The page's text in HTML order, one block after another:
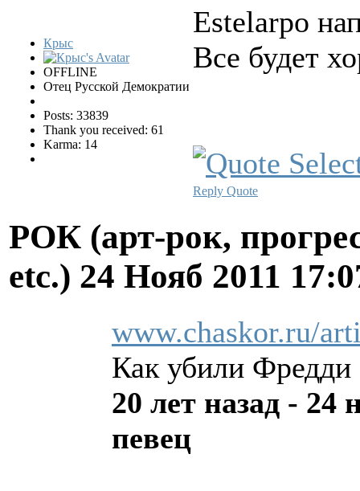
Крыс
OFFLINE
Отец Русской Демократии
Posts: 33839
Thank you received: 61
Karma: 14
Estelarpo
Все будет
Reply Quote
РОК (арт-рок,
etc.) 24 Нояб 2011
www.chaskor.ru/
Как убили
20 лет назад - 24
певец